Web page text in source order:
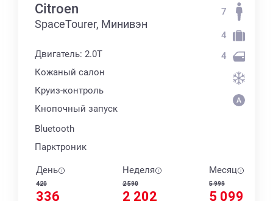
Citroen
SpaceTourer, Минивэн
Двигатель: 2.0T
Кожаный салон
Круиз-контроль
Кнопочный запуск
Bluetooth
Парктроник
7
4
4
День
420
336
Неделя
2 590
2 202
Месяц
5 999
5 099